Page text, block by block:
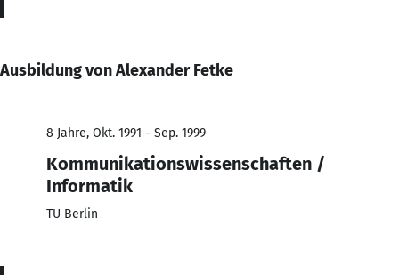
Ausbildung von Alexander Fetke
8 Jahre, Okt. 1991 - Sep. 1999
Kommunikationswissenschaften /
Informatik
TU Berlin